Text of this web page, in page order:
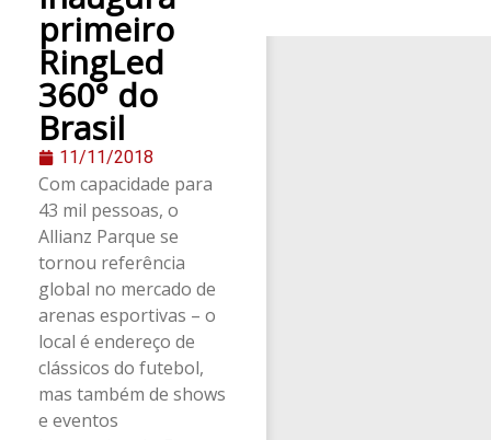
primeiro
RingLed
360° do
Brasil
11/11/2018
Com capacidade para
43 mil pessoas, o
Allianz Parque se
tornou referência
global no mercado de
arenas esportivas – o
local é endereço de
clássicos do futebol,
mas também de shows
e eventos